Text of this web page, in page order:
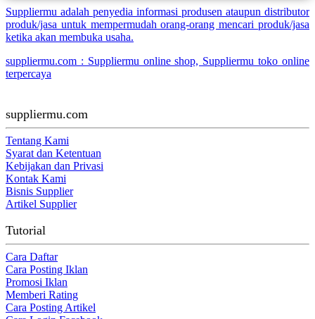
Suppliermu adalah penyedia informasi produsen ataupun distributor
produk/jasa untuk mempermudah orang-orang mencari produk/jasa
ketika akan membuka usaha.
suppliermu.com : Suppliermu online shop, Suppliermu toko online
terpercaya
suppliermu.com
Tentang Kami
Syarat dan Ketentuan
Kebijakan dan Privasi
Kontak Kami
Bisnis Supplier
Artikel Supplier
Tutorial
Cara Daftar
Cara Posting Iklan
Promosi Iklan
Memberi Rating
Cara Posting Artikel